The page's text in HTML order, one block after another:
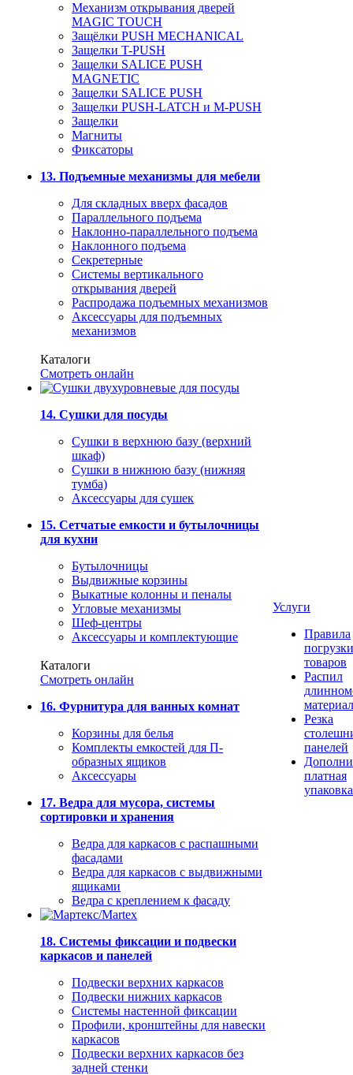
Механизм открывания дверей
MAGIC TOUCH
Защёлки PUSH MECHANICAL
Защелки T-PUSH
Защелки SALICE PUSH
MAGNETIC
Защелки SALICE PUSH
Защелки PUSH-LATCH и M-PUSH
Защелки
Магниты
Фиксаторы
13. Подъемные механизмы для мебели
Для складных вверх фасадов
Параллельного подъема
Наклонно-параллельного подъема
Наклонного подъема
Секретерные
Системы вертикального
открывания дверей
Распродажа подъемных механизмов
Аксессуары для подъемных
механизмов
Каталоги
Смотреть онлайн
14. Сушки для посуды
Сушки в верхнюю базу (верхний
шкаф)
Сушки в нижнюю базу (нижняя
тумба)
Аксессуары для сушек
15. Сетчатые емкости и бутылочницы
для кухни
Бутылочницы
Выдвижные корзины
Выкатные колонны и пеналы
Угловые механизмы
Шеф-центры
Аксессуары и комплектующие
Каталоги
Смотреть онлайн
16. Фурнитура для ванных комнат
Корзины для белья
Комплекты емкостей для П-
образных ящиков
Аксессуары
17. Ведра для мусора, системы
сортировки и хранения
Ведра для каркасов с распашными
фасадами
Ведра для каркасов с выдвижными
ящиками
Ведра с креплением к фасаду
18. Системы фиксации и подвески
каркасов и панелей
Подвески верхних каркасов
Подвески нижних каркасов
Системы настенной фиксации
Профили, кронштейны для навески
каркасов
Подвески верхних каркасов без
задней стенки
Услуги
Правила
погрузки
товаров
Распил
Резка
панелей
платная
упаковка